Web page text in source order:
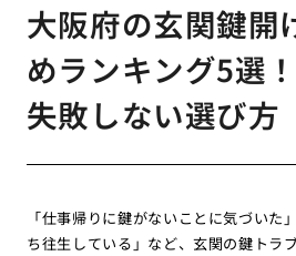
大阪府の玄関鍵開
めランキング5選
失敗しない選び方
「仕事帰りに鍵がないことに気づいた
ち往生している」など、玄関の鍵トラ